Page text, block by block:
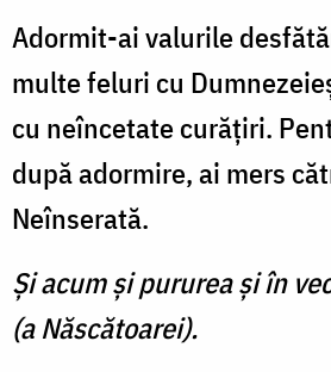
Adormit-ai valurile
multe feluri cu
cu ne­încetate curăţiri.
după adormire, ai mers
Neînserată.
Şi acum şi pururea şi în
(a Născătoarei).